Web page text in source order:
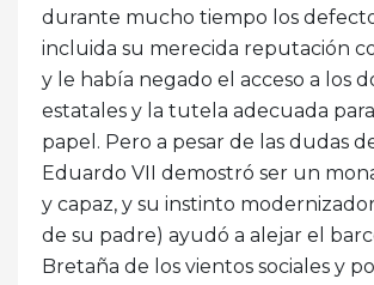
durante mucho tiempo los
incluida su merecida reputación
y le había negado el acceso a los
estatales y la tutela adecuada
papel. Pero a pesar de las dudas
Eduardo VII demostró ser un
y capaz, y su instinto
de su padre) ayudó a alejar el
Bretaña de los vientos sociales y